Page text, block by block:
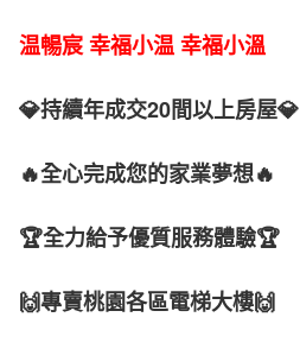
温暢宸 幸福小温 幸福小溫
💎持續年成交20間以上房屋💎
🔥全心完成您的家業夢想🔥
🏆全力給予優質服務體驗🏆
🙌專賣桃園各區電梯大樓🙌